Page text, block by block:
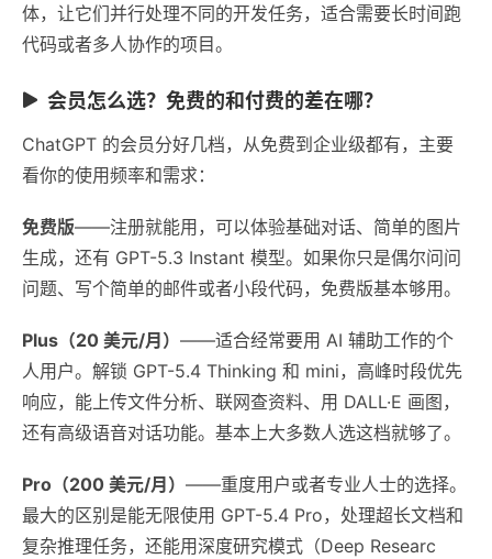
体，让它们并行处理不同的开发任务，适合需要长时间跑
代码或者多人协作的项目。
会员怎么选？免费的和付费的差在哪？
ChatGPT 的会员分好几档，从免费到企业级都有，主要
看你的使用频率和需求：
免费版——注册就能用，可以体验基础对话、简单的图片
生成，还有 GPT-5.3 Instant 模型。如果你只是偶尔问问
问题、写个简单的邮件或者小段代码，免费版基本够用。
Plus（20 美元/月） ——适合经常要用 AI 辅助工作的个
人用户。解锁 GPT-5.4 Thinking 和 mini，高峰时段优先
响应，能上传文件分析、联网查资料、用 DALL·E 画图，
还有高级语音对话功能。基本上大多数人选这档就够了。
Pro（200 美元/月） ——重度用户或者专业人士的选择。
最大的区别是能无限使用 GPT-5.4 Pro，处理超长文档和
复杂推理任务，还能用深度研究模式（Deep Researc